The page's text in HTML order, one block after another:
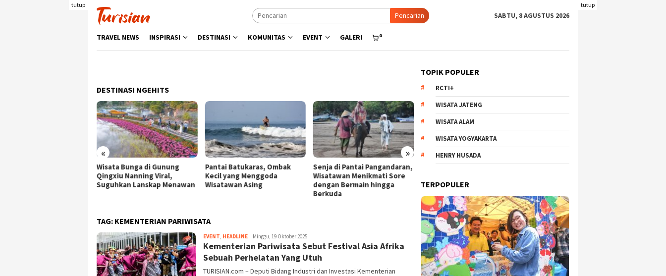
tutup tutup
Pencarian SABTU, 8 AGUSTUS 2026
TRAVEL NEWS INSPIRASI DESTINASI KOMUNITAS EVENT GALERI 0
DESTINASI NGEHITS
« »
Pantai Batukaras, Ombak
Kecil yang Menggoda
Wisatawan Asing
Senja di Pantai Pangandaran,
Wisatawan Menikmati Sore
dengan Bermain hingga
Menyisir Asa di Pantai Bulbul
Danau Toba, Potensi Wisata
Pasir Putih
Kebun Hortensia Brakseng di
Produktif ke Destinasi
Wisata Bunga di Gunung
TAG: KEMENTERIAN PARIWISATA
EVENT, HEADLINETim
Redaksi
Minggu, 19 Oktober 2025
Kementerian Pariwisata Sebut Festival Asia Afrika
Sebuah Perhelatan Yang Utuh
TURISIAN.com – Deputi Bidang Industri dan Investasi Kementerian
TOPIK POPULER
RCTI+
WISATA JATENG
WISATA ALAM
WISATA YOGYAKARTA
HENRY HUSADA
TERPOPULER